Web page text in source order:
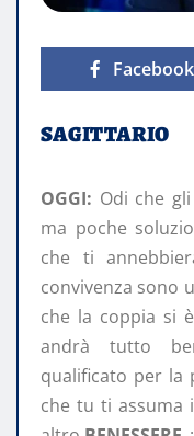
Facebook
SAGITTARIO
OGGI: Odi che
ma poche
che ti
convivenza sono
che la coppia si
andrà tutto
qualificato per la
che tu ti assuma